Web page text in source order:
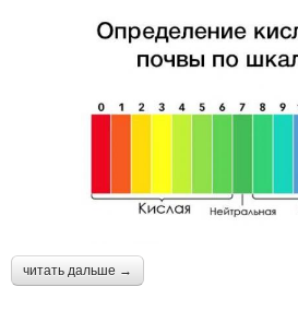
читать дальше →